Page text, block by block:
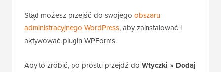
Stąd możesz przejść do swojego obszaru
administracyjnego WordPress, aby zainstalować i
aktywować plugin WPForms.
Aby to zrobić, po prostu przejdź do Wtyczki » Dodaj